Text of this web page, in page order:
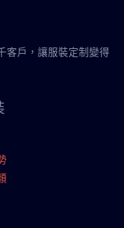
客戶，讓服裝定制變得